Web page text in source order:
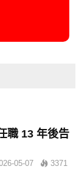
職 13 年後告
05-07 3371